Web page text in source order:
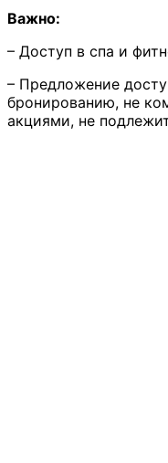
Важно:
– Доступ в спа и
– Предложение
бронированию, не
акциями, не